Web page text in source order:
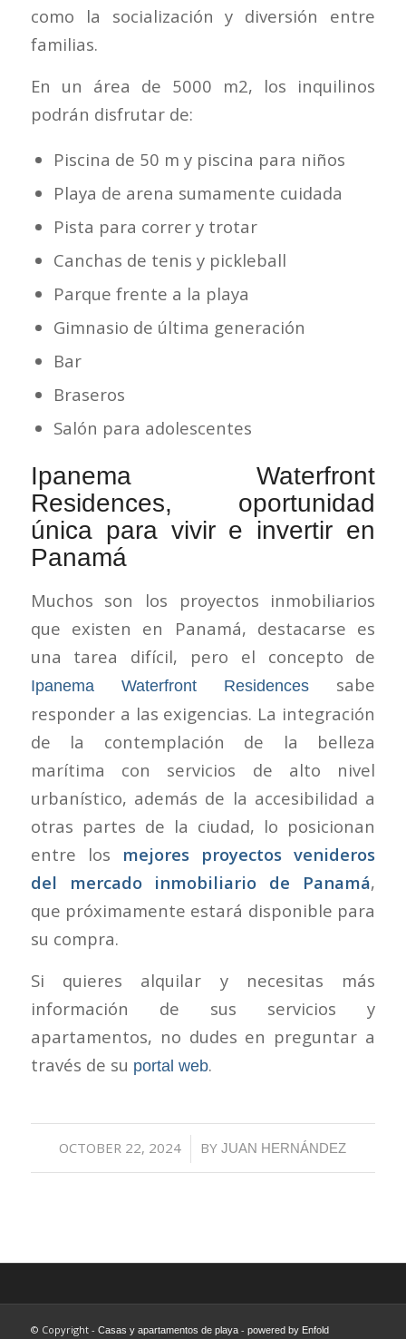
como la socialización y diversión entre
familias.
En un área de 5000 m2, los inquilinos
podrán disfrutar de:
Piscina de 50 m y piscina para niños
Playa de arena sumamente cuidada
Pista para correr y trotar
Canchas de tenis y pickleball
Parque frente a la playa
Gimnasio de última generación
Bar
Braseros
Salón para adolescentes
Ipanema Waterfront
Residences, oportunidad
única para vivir e invertir en
Panamá
Muchos son los proyectos inmobiliarios
que existen en Panamá, destacarse es
una tarea difícil, pero el concepto de
Ipanema Waterfront Residences
sabe
responder a las exigencias. La integración
de la contemplación de la belleza
marítima con servicios de alto nivel
urbanístico, además de la accesibilidad a
otras partes de la ciudad, lo posicionan
entre los mejores proyectos venideros
del mercado inmobiliario de Panamá,
que próximamente estará disponible para
su compra.
Si quieres alquilar y necesitas más
información de sus servicios y
apartamentos, no dudes en preguntar a
través de su portal web.
OCTOBER 22, 2024
/ BYJUAN HERNÁNDEZ
© Copyright - Casas y apartamentos de playa- powered by Enfold